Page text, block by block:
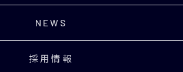
NEWS
採用情報